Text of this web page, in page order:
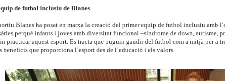
de futbol inclusiu de Blanes
Blanes ha posat en marxa la creació del primer equip de futbol inclusiu amb
perquè infants i joves amb diversitat funcional –síndrome de down, autisme,
practicar aquest esport. Es tracta que puguin gaudir del futbol com a mitjà per a
beneficis que proporciona l’esport des de l’educació i els valors.